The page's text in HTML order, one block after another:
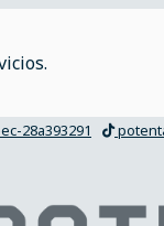
28a393291